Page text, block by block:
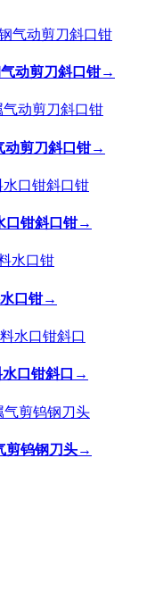
动剪刀斜口钳→
动剪刀斜口钳→
口钳斜口钳→
口钳→
口钳斜口 →
剪钨钢刀头→